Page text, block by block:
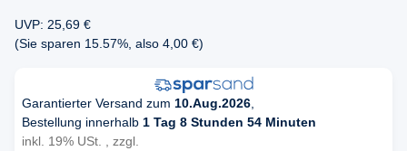
UVP: 25,69 €
(Sie sparen 15.57% , also 4,00 €)
Garantierter Versand zum 10.Aug.2026
Bestellung innerhalb 1 Tag 8 Stunden 54 Minuten
inkl. 19% USt. , zzgl.